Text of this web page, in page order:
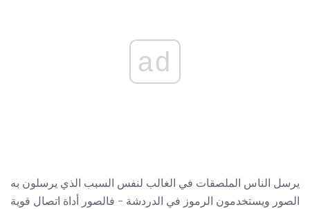
ad
يرسل الناس الملصقات في الغالب لنفس السبب الذي يرسلون به
الصور ويستخدمون الرموز في الدردشة - فالصور أداة اتصال قوية